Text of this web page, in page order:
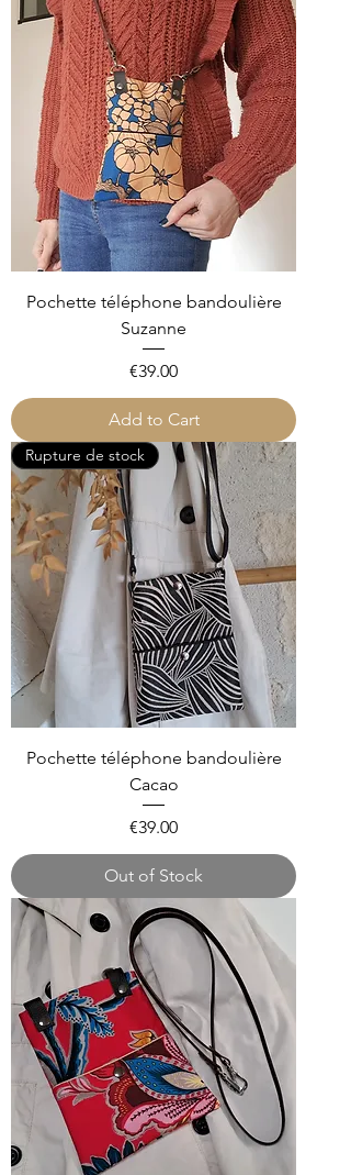
Pochette téléphone bandoulière
Suzanne
Price
€39.00
Add to Cart
Rupture de stock
Pochette téléphone bandoulière
Cacao
Price
€39.00
Out of Stock